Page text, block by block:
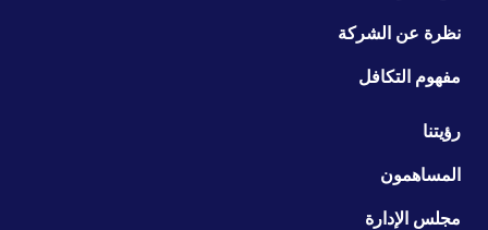
نظرة عن الشركة
مفهوم التكافل
رؤيتنا
المساهمون
مجلس الإدارة